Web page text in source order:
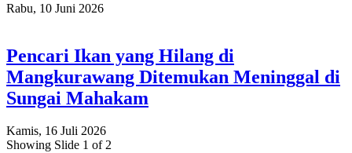
Rabu, 10 Juni 2026
Pencari Ikan yang Hilang di
Mangkurawang Ditemukan Meninggal di
Sungai Mahakam
Kamis, 16 Juli 2026
Showing Slide 1 of 2